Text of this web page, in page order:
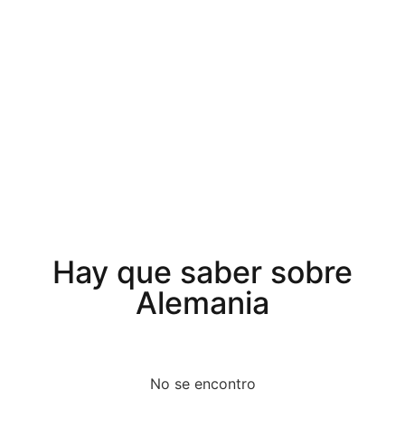
Hay que saber sobre
Alemania
No se encontro